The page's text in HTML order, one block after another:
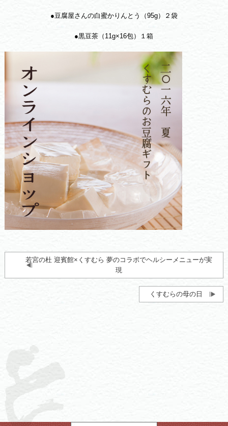
●豆腐屋さんの白蜜かりんとう（95g）２袋
●黒豆茶（11g×16包）１箱
若宮の杜 迎賓館×くすむら 夢のコラボでヘルシーメニューが実
現
くすむらの母の日